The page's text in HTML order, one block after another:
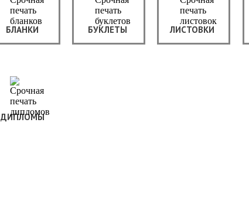
ДИПЛОМЫ
ЛИСТОВКИ
БУКЛЕТЫ
БЛАНКИ